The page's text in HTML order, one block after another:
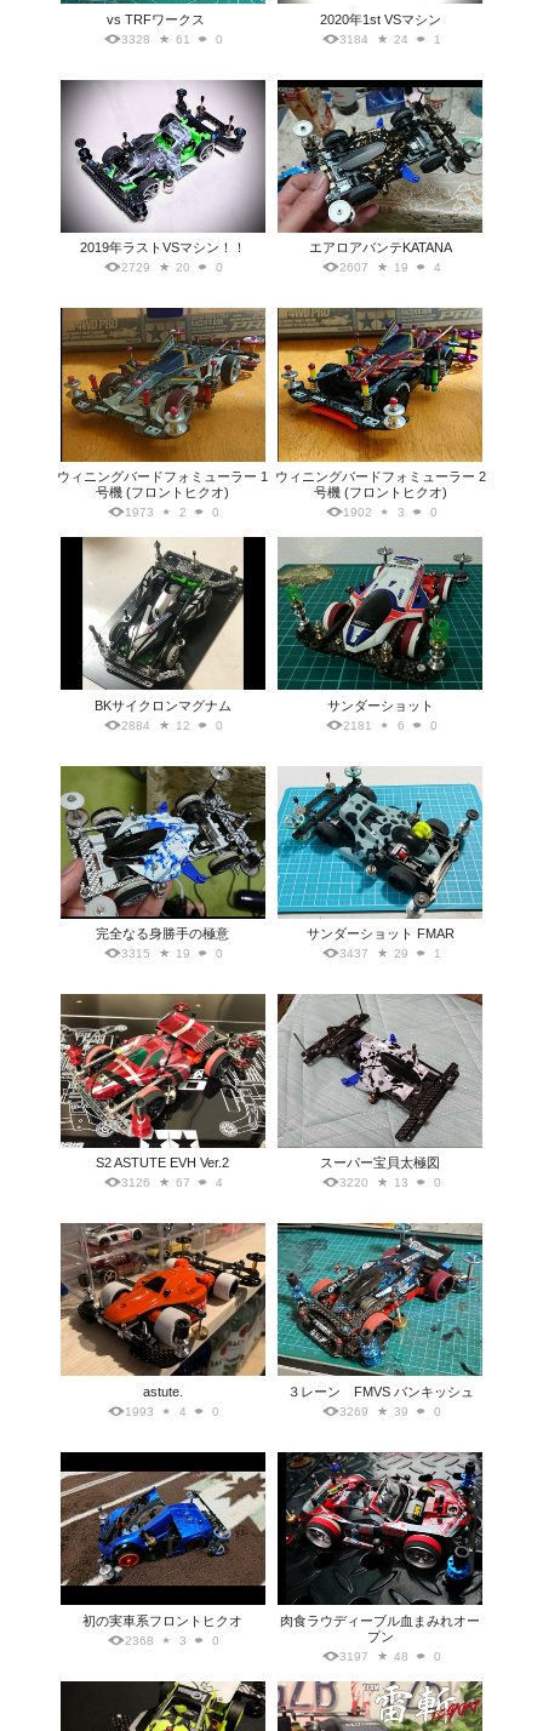
vs TRFワークス
3328 61 0
2020年1st VSマシン
3184 24 1
2019年ラストVSマシン！！
2729 20 0
エアロアバンテKATANA
2607 19 4
ウィニングバードフォミューラー 1
号機 (フロントヒクオ)
1973 2 0
ウィニングバードフォミューラー 2
号機 (フロントヒクオ)
1902 3 0
BKサイクロンマグナム
2884 12 0
サンダーショット
2181 6 0
完全なる身勝手の極意
3315 19 0
サンダーショット FMAR
3437 29 1
S2 ASTUTE EVH Ver.2
3126 67 4
スーパー宝貝太極図
3220 13 0
astute.
1993 4 0
３レーン FMVS バンキッシュ
3269 39 0
初の実車系フロントヒクオ
2368 3 0
肉食ラウディーブル血まみれオー
プン
3197 48 0